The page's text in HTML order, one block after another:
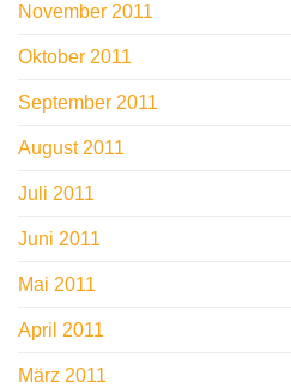
November 2011
Oktober 2011
September 2011
August 2011
Juli 2011
Juni 2011
Mai 2011
April 2011
März 2011